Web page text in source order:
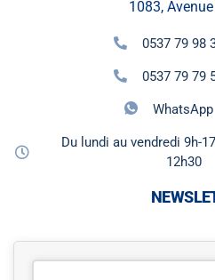
1083,
0537 79 98
0537 79 79
WhatsApp
Du lundi au vendredi 9h-
12h30